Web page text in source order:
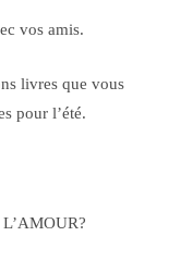
vos amis.
livres que vous
pour l’été.